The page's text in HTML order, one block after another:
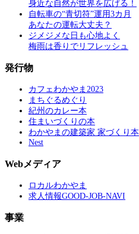
身近な自然が世界を広げる！
自転車の“青切符”運用3カ月
あなたの運転大丈夫？
ジメジメな日も心地よく
梅雨は香りでリフレッシュ
発行物
カフェわかやま2023
まちぐるめぐり
紀州のカレー本
住まいづくりの本
わかやまの建築家 家づくり本
Nest
Webメディア
ロカルわかやま
求人情報GOOD-JOB-NAVI
事業